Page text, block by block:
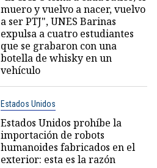
muero y vuelvo a nacer, vuelvo
a ser PTJ", UNES Barinas
expulsa a cuatro estudiantes
que se grabaron con una
botella de whisky en un
vehículo
Estados Unidos
Estados Unidos prohíbe la
importación de robots
humanoides fabricados en el
exterior: esta es la razón